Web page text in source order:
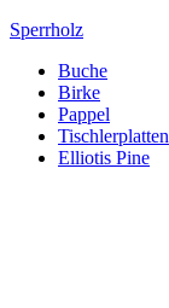
Sperrholz
Buche
Birke
Pappel
Tischlerplatten
Elliotis Pine